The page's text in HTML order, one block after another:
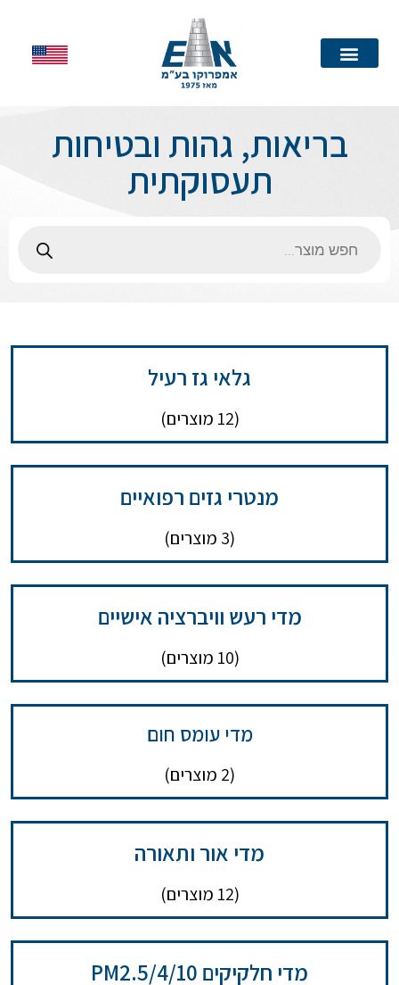
בריאות, גהות ובטיחות
תעסוקתית
גלאי גז רעיל
(12 מוצרים)
מנטרי גזים רפואיים
(3 מוצרים)
מדי רעש וויברציה אישיים
(10 מוצרים)
מדי עומס חום
(2 מוצרים)
מדי אור ותאורה
(12 מוצרים)
מדי חלקיקים PM2.5/4/10